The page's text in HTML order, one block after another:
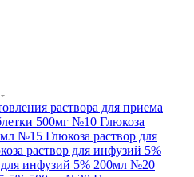
раствора для приема
500мг №10 Глюкоза
№15 Глюкоза раствор для
раствор для инфузий 5%
для инфузий 5% 200мл №20